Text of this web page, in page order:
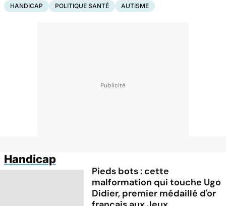
HANDICAP POLITIQUE SANTÉ AUTISME
Handicap
Pieds bots : cette
malformation qui touche Ugo
Didier, premier médaillé d'or